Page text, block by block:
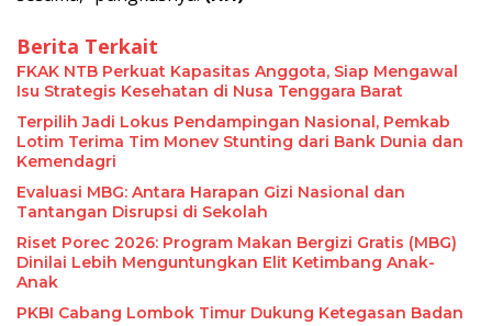
Berita Terkait
FKAK NTB Perkuat Kapasitas Anggota, Siap Mengawal
Isu Strategis Kesehatan di Nusa Tenggara Barat
Terpilih Jadi Lokus Pendampingan Nasional, Pemkab
Lotim Terima Tim Monev Stunting dari Bank Dunia dan
Kemendagri
Evaluasi MBG: Antara Harapan Gizi Nasional dan
Tantangan Disrupsi di Sekolah
Riset Porec 2026: Program Makan Bergizi Gratis (MBG)
Dinilai Lebih Menguntungkan Elit Ketimbang Anak-
Anak
PKBI Cabang Lombok Timur Dukung Ketegasan Badan